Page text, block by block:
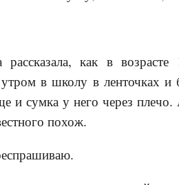
как в
в школу в ленточках
и сумка у него через плечо.
похож.